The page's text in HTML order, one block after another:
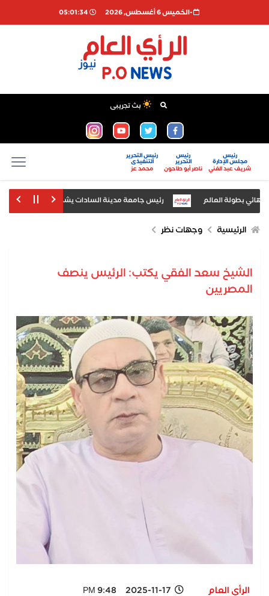
-الخميس 6 أغسطس, 2026 05:01:35
بث تجريبى
رئيس
مجلس الإدارة
شريف عبد الغني
رئيس
التحرير
ناصر أبو طاحون
رئيس التحرير
التنفيذى
محمد عز
بطولة العالم رئيس جامعة مدينة السادات يشهد افتتاح معرض «أخبار
الرئيسية وجهات نظر
الشيخ سعد الفقي يكتب: الرئيس ينصف
المصريين
الرأي العام 2025-11-17 9:48 PM